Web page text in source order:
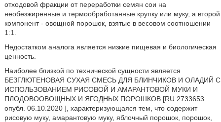
отходовой фракции от переработки семян сои на
необезжиренные и термообработанные крупку или муку, а второй
компонент - овощной порошок, взятые в весовом соотношении
1:1.
Недостатком аналога является низкие пищевая и биологическая
ценность.
Наиболее близкой по технической сущности является
БЕЗГЛЮТЕНОВАЯ СУХАЯ СМЕСЬ ДЛЯ БЛИНЧИКОВ И ОЛАДИЙ С
ИСПОЛЬЗОВАНИЕМ РИСОВОЙ И АМАРАНТОВОЙ МУКИ И
ПЛОДОВООВОЩНЫХ И ЯГОДНЫХ ПОРОШКОВ [RU 2733653
опубл. 06.10.2020 ], характеризующаяся тем, что содержит
рисовую муку, амарантовую муку, яблочный порошок, порошок,